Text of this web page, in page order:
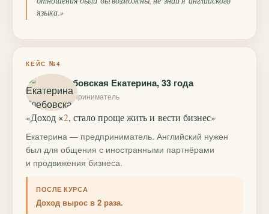
языка.»
КЕЙС №4
Глебовская Екатерина, 33 года
предприниматель
«Доход ×2, стало проще жить и вести бизнес»
Екатерина — предприниматель. Английский нужен
был для общения с иностранными партнёрами
и продвижения бизнеса.
ПОСЛЕ КУРСА
Доход вырос в 2 раза.